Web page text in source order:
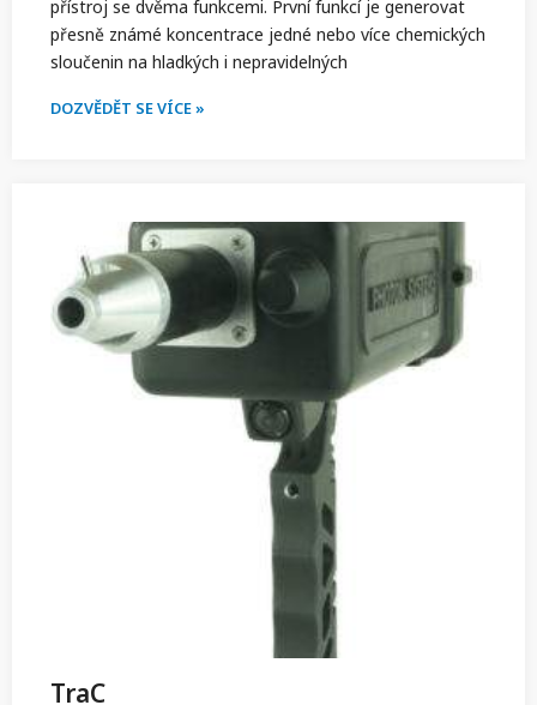
přístroj se dvěma funkcemi. První funkcí je generovat
přesně známé koncentrace jedné nebo více chemických
sloučenin na hladkých i nepravidelných
DOZVĚDĚT SE VÍCE »
TraC